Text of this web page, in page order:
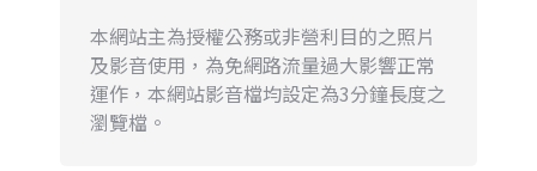
本網站主為授權公務或非營利目的之照片
及影音使用，為免網路流量過大影響正常
運作，本網站影音檔均設定為3分鐘長度之
瀏覽檔。